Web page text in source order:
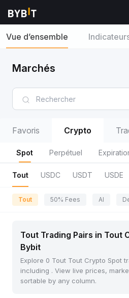
Vue d’ensemble
Marchés
Favoris Crypto
Spot Perpétuel
Tout USDC USDT USDE
Tout 50% Fees AI
Tout Trading Pairs in Tout
Bybit
Explore 0 Tout Tout Crypto Spot
including . View live prices,
sortable by any column.